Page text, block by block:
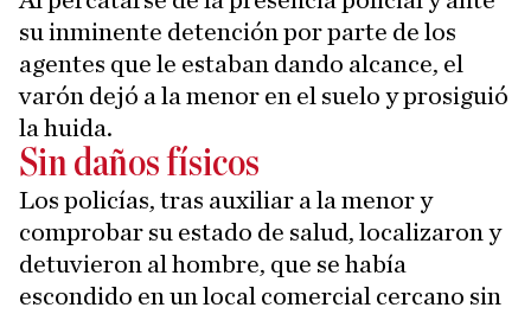
su inminente detención por parte de los
agentes que le estaban dando alcance, el
varón dejó a la menor en el suelo y prosiguió
la huida.
Sin daños físicos
Los policías, tras auxiliar a la menor y
comprobar su estado de salud, localizaron y
detuvieron al hombre, que se había
escondido en un local comercial cercano sin